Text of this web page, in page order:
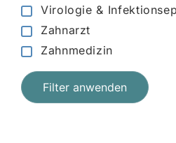
Virologie &
Zahnarzt
Zahnmedizin
Filter anwenden